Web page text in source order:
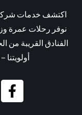
اكتشف خدمات شركة
نوفر رحلات عمرة
الفنادق القريبة من
أولويتنا –